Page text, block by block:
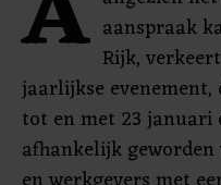
aanspraak
Rijk,
jaarlijkse evenement,
tot en met 23
afhankelijk